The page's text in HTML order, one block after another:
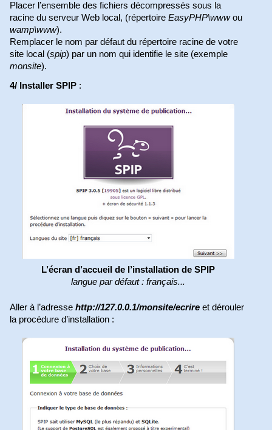
Placer l’ensemble des fichiers décompressés sous la
racine du serveur Web local, (répertoireEasyPHP\wwwou
wamp\www).
Remplacer le nom par défaut du répertoire racine de votre
site local (spip) par un nom qui identifie le site (exemple
monsite).
4/ Installer SPIP :
L’écran d’accueil de l’installation de SPIP
langue par défaut : français...
Aller à l’adressehttp://127.0.0.1/monsite/ecrire et dérouler
la procédure d’installation :